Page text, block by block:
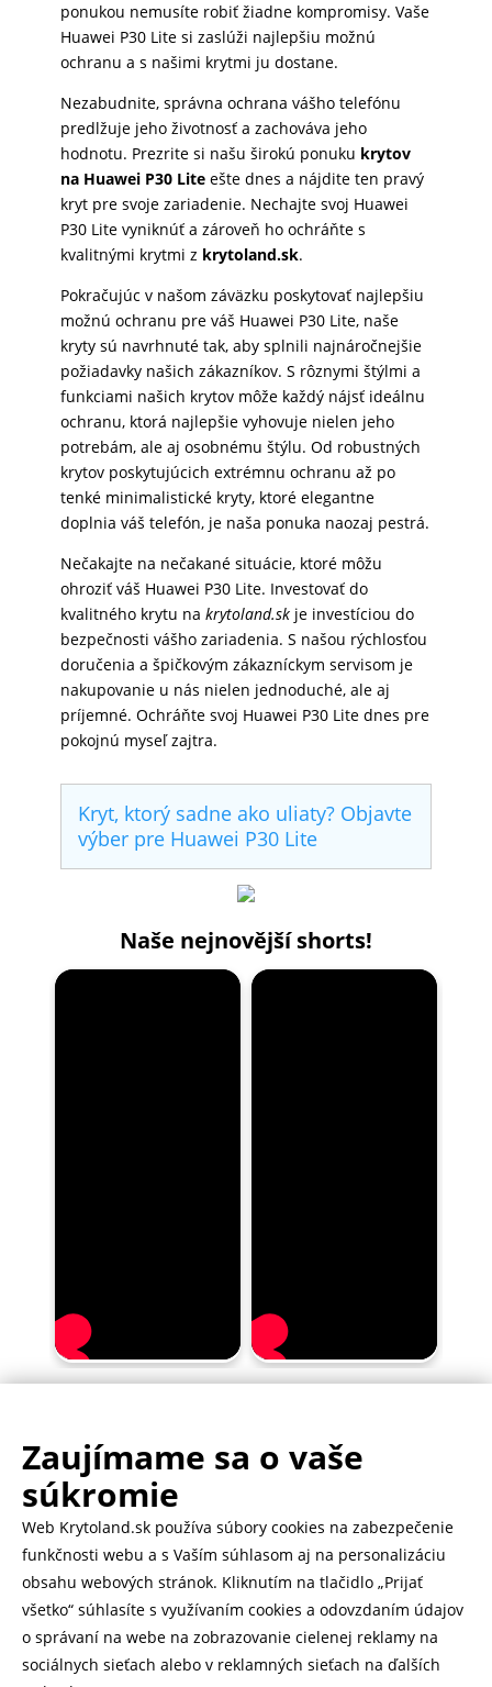
ponukou nemusíte robiť žiadne kompromisy. Vaše
Huawei P30 Lite si zaslúži najlepšiu možnú
ochranu a s našimi krytmi ju dostane.
Nezabudnite, správna ochrana vášho telefónu
predlžuje jeho životnosť a zachováva jeho
hodnotu. Prezrite si našu širokú ponuku krytov
na Huawei P30 Liteešte dnes a nájdite ten pravý
kryt pre svoje zariadenie. Nechajte svoj Huawei
P30 Lite vyniknúť a zároveň ho ochráňte s
kvalitnými krytmi z krytoland.sk.
Pokračujúc v našom záväzku poskytovať najlepšiu
možnú ochranu pre váš Huawei P30 Lite, naše
kryty sú navrhnuté tak, aby splnili najnáročnejšie
požiadavky našich zákazníkov. S rôznymi štýlmi a
funkciami našich krytov môže každý nájsť ideálnu
ochranu, ktorá najlepšie vyhovuje nielen jeho
potrebám, ale aj osobnému štýlu. Od robustných
krytov poskytujúcich extrémnu ochranu až po
tenké minimalistické kryty, ktoré elegantne
doplnia váš telefón, je naša ponuka naozaj pestrá.
Nečakajte na nečakané situácie, ktoré môžu
ohroziť váš Huawei P30 Lite. Investovať do
kvalitného krytu na krytoland.skje investíciou do
bezpečnosti vášho zariadenia. S našou rýchlosťou
doručenia a špičkovým zákazníckym servisom je
nakupovanie u nás nielen jednoduché, ale aj
príjemné. Ochráňte svoj Huawei P30 Lite dnes pre
pokojnú myseľ zajtra.
Kryt, ktorý sadne ako uliaty? Objavte
výber pre Huawei P30 Lite
Naše nejnovější shorts!
.
Rychlé doručenie 1-2 dní
Heurekazobraziť recenzie
Zaujímame sa o vaše
súkromie
Web Krytoland.sk používa súbory cookies na zabezpečenie
funkčnosti webu a s Vaším súhlasom aj na personalizáciu
obsahu webových stránok. Kliknutím na tlačidlo „Prijať
všetko“ súhlasíte s využívaním cookies a odovzdaním údajov
o správaní na webe na zobrazovanie cielenej reklamy na
sociálnych sieťach alebo v reklamných sieťach na ďalších